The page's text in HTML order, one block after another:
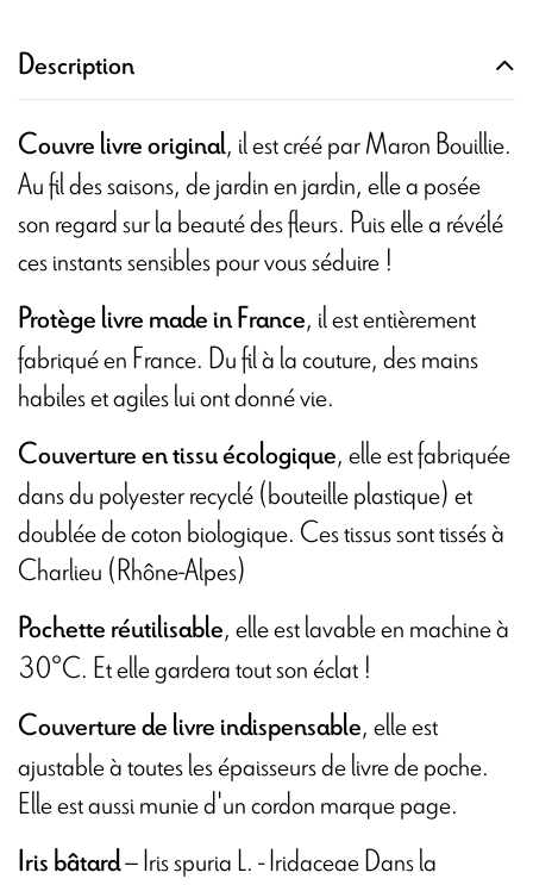
Description
Couvre livre original, il est créé par Maron Bouillie.
Au fil des saisons, de jardin en jardin, elle a posée
son regard sur la beauté des fleurs. Puis elle a révélé
ces instants sensibles pour vous séduire !
Protège livre made in France, il est entièrement
fabriqué en France. Du fil à la couture, des mains
habiles et agiles lui ont donné vie.
Couverture en tissu écologique, elle est fabriquée
dans du polyester recyclé (bouteille plastique) et
doublée de coton biologique. Ces tissus sont tissés à
Charlieu (Rhône-Alpes)
Pochette réutilisable, elle est lavable en machine à
30°C. Et elle gardera tout son éclat !
Couverture de livre indispensable, elle est
ajustable à toutes les épaisseurs de livre de poche.
Elle est aussi munie d'un cordon marque page.
Iris bâtard– Iris spuria L. - Iridaceae Dans la